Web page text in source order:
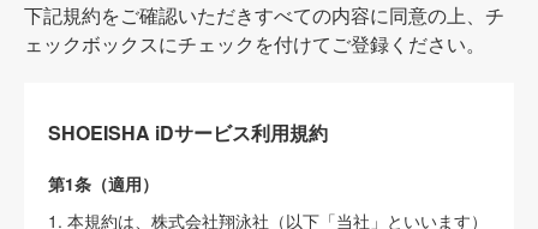
下記規約をご確認いただきすべての内容に同意の上、チ
ェックボックスにチェックを付けてご登録ください。
SHOEISHA iDサービス利用規約
第1条（適用）
1. 本規約は、株式会社翔泳社（以下「当社」といいます）